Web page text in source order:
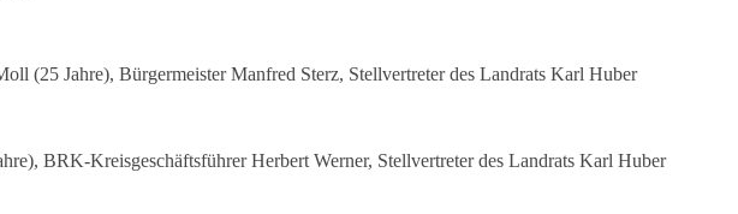
(25 Jahre), Bürgermeister Manfred Sterz, Stellvertreter des Landrats Karl Huber
BRK-Kreisgeschäftsführer Herbert Werner, Stellvertreter des Landrats Karl Huber